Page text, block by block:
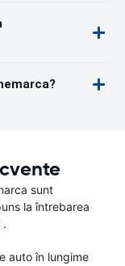
sunt
la întrebarea
.
auto în lungime